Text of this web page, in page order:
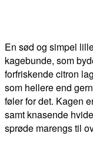
En sød og simpel
kagebunde, som
forfriskende citron
som hellere end
føler for det. Kagen
samt knasende
sprøde marengs til